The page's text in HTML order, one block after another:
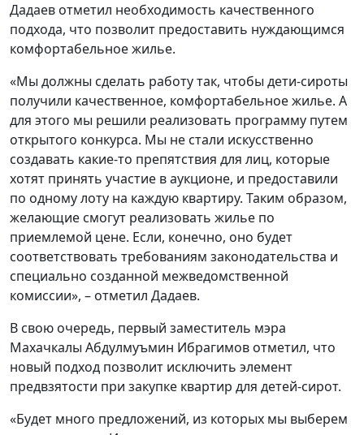
Дадаев отметил необходимость качественного
подхода, что позволит предоставить нуждающимся
комфортабельное жилье.
«Мы должны сделать работу так, чтобы дети-сироты
получили качественное, комфортабельное жилье. А
для этого мы решили реализовать программу путем
открытого конкурса. Мы не стали искусственно
создавать какие-то препятствия для лиц, которые
хотят принять участие в аукционе, и предоставили
по одному лоту на каждую квартиру. Таким образом,
желающие смогут реализовать жилье по
приемлемой цене. Если, конечно, оно будет
соответствовать требованиям законодательства и
специально созданной межведомственной
комиссии», – отметил Дадаев.
В свою очередь, первый заместитель мэра
Махачкалы Абдулмуъмин Ибрагимов отметил, что
новый подход позволит исключить элемент
предвзятости при закупке квартир для детей-сирот.
«Будет много предложений, из которых мы выберем